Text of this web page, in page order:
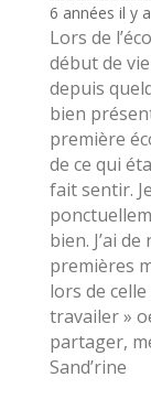
6 années il y a
Lors de
début de
depuis
bien
première
de ce qui
fait sentir.
bien. J’ai
premières
lors de
travailer »
partager,
Sand’rine